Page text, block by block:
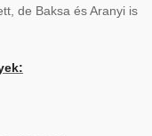
de Baksa és Aranyi is